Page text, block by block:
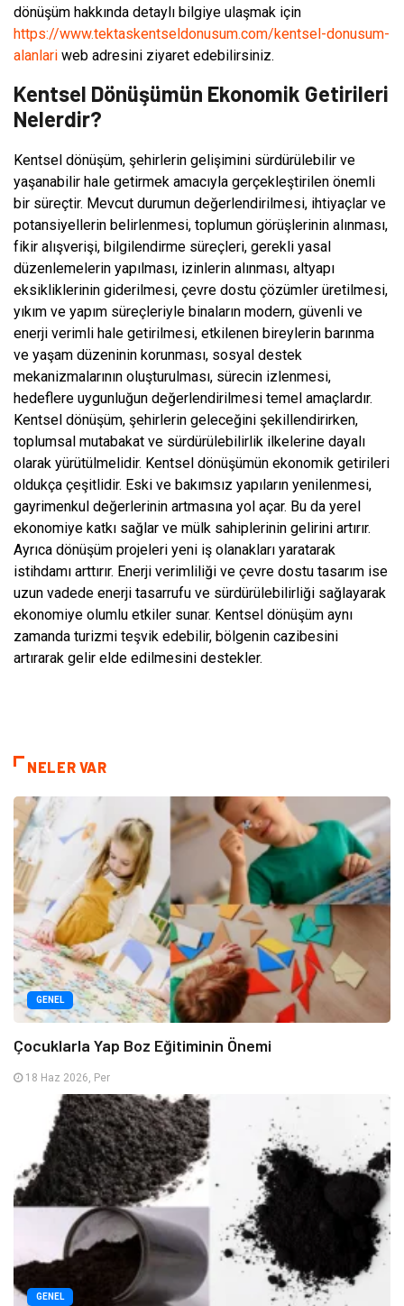
dönüşüm hakkında detaylı bilgiye ulaşmak için
https://www.tektaskentseldonusum.com/kentsel-donusum-
alanlari web adresini ziyaret edebilirsiniz.
Kentsel Dönüşümün Ekonomik Getirileri
Nelerdir?
Kentsel dönüşüm, şehirlerin gelişimini sürdürülebilir ve
yaşanabilir hale getirmek amacıyla gerçekleştirilen önemli
bir süreçtir. Mevcut durumun değerlendirilmesi, ihtiyaçlar ve
potansiyellerin belirlenmesi, toplumun görüşlerinin alınması,
fikir alışverişi, bilgilendirme süreçleri, gerekli yasal
düzenlemelerin yapılması, izinlerin alınması, altyapı
eksikliklerinin giderilmesi, çevre dostu çözümler üretilmesi,
yıkım ve yapım süreçleriyle binaların modern, güvenli ve
enerji verimli hale getirilmesi, etkilenen bireylerin barınma
ve yaşam düzeninin korunması, sosyal destek
mekanizmalarının oluşturulması, sürecin izlenmesi,
hedeflere uygunluğun değerlendirilmesi temel amaçlardır.
Kentsel dönüşüm, şehirlerin geleceğini şekillendirirken,
toplumsal mutabakat ve sürdürülebilirlik ilkelerine dayalı
olarak yürütülmelidir. Kentsel dönüşümün ekonomik getirileri
oldukça çeşitlidir. Eski ve bakımsız yapıların yenilenmesi,
gayrimenkul değerlerinin artmasına yol açar. Bu da yerel
ekonomiye katkı sağlar ve mülk sahiplerinin gelirini artırır.
Ayrıca dönüşüm projeleri yeni iş olanakları yaratarak
istihdamı arttırır. Enerji verimliliği ve çevre dostu tasarım ise
uzun vadede enerji tasarrufu ve sürdürülebilirliği sağlayarak
ekonomiye olumlu etkiler sunar. Kentsel dönüşüm aynı
zamanda turizmi teşvik edebilir, bölgenin cazibesini
artırarak gelir elde edilmesini destekler.
NELER VAR
GENEL
Çocuklarla Yap Boz Eğitiminin Önemi
18 Haz 2026, Per
GENEL